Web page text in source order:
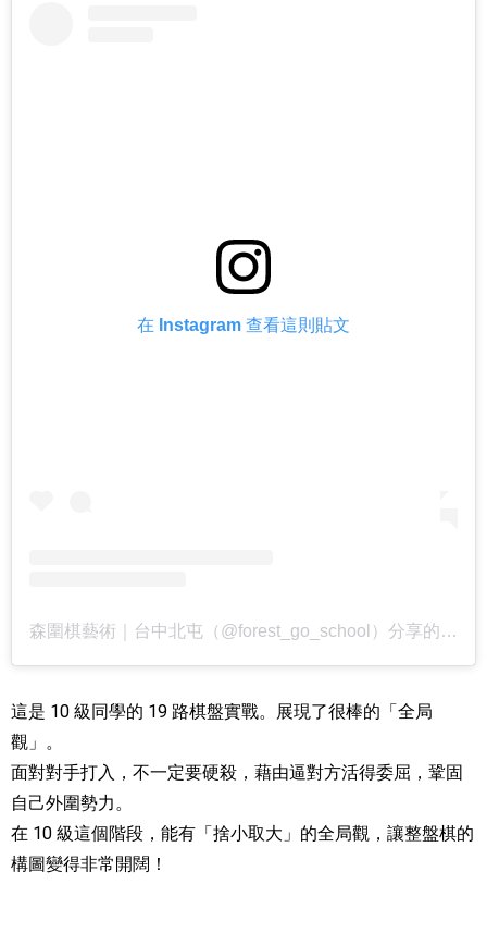
在 Instagram 查看這則貼文
森圍棋藝術｜台中北屯（@forest_go_school）分享的貼文
這是 10 級同學的 19 路棋盤實戰。展現了很棒的「全局
觀」。
面對對手打入，不一定要硬殺，藉由逼對方活得委屈，鞏固
自己外圍勢力。
在 10 級這個階段，能有「捨小取大」的全局觀，讓整盤棋的
構圖變得非常開闊！